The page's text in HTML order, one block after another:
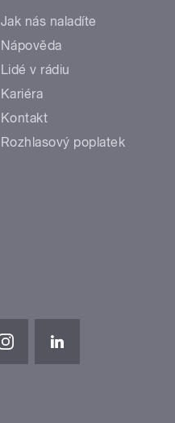
Jak nás naladíte
Nápověda
Lidé v rádiu
Kariéra
Kontakt
Rozhlasový poplatek